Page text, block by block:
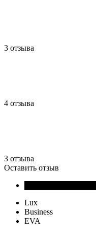
3 отзыва
4 отзыва
3 отзыва
Оставить отзыв
Lux
Business
EVA